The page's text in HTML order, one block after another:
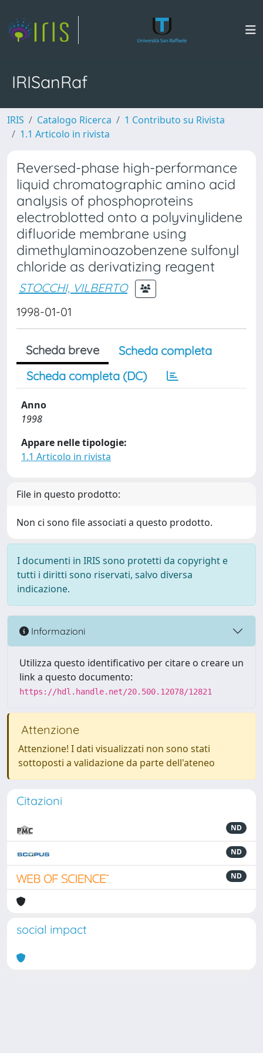
IRISanRaf
IRIS Catalogo Ricerca
1 Contributo su Rivista
1.1 Articolo in rivista
Reversed-phase high-performance
liquid chromatographic amino acid
analysis of phosphoproteins
electroblotted onto a polyvinylidene
difluoride membrane using
dimethylaminoazobenzene sulfonyl
chloride as derivatizing reagent
STOCCHI, VILBERTO
1998-01-01
Scheda breve
Scheda completa
Scheda completa (DC)
Anno
1998
Appare nelle tipologie:
1.1 Articolo in rivista
File in questo prodotto:
Non ci sono file associati a questo prodotto.
I documenti in IRIS sono protetti da copyright e
tutti i diritti sono riservati, salvo diversa
indicazione.
Informazioni
Utilizza questo identificativo per citare o creare un
link a questo documento:
https://hdl.handle.net/20.500.12078/12821
Attenzione
Attenzione! I dati visualizzati non sono stati
sottoposti a validazione da parte dell'ateneo
Citazioni
ND
ND
ND
social impact